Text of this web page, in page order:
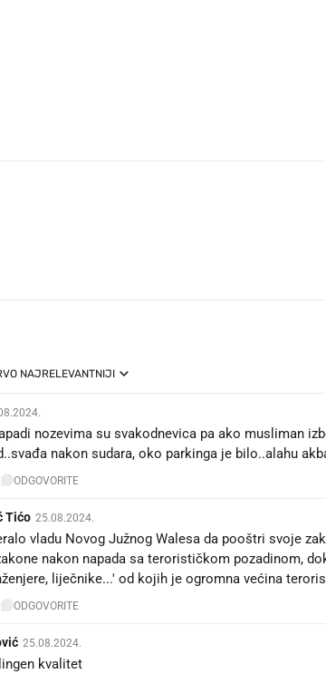
NAJRELEVANTNIJI
nozevima su svakodnevica pa ako musliman
nakon sudara, oko parkinga je bilo..alahu
ODGOVORITE
Tićo 25.08.2024.
vladu Novog Južnog Walesa da pooštri svoje
nakon napada sa terorističkom pozadinom,
liječnike...' od kojih je ogromna većina
ODGOVORITE
25.08.2024.
kvalitet